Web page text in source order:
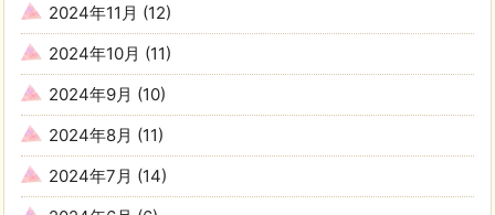
2024年11月 (12)
2024年10月 (11)
2024年9月 (10)
2024年8月 (11)
2024年7月 (14)